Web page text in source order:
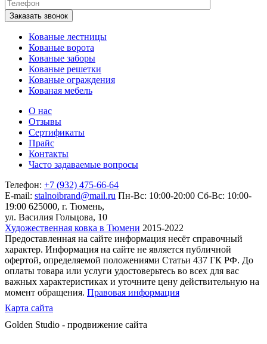
Кованые лестницы
Кованые ворота
Кованые заборы
Кованые решетки
Кованые ограждения
Кованая мебель
О нас
Отзывы
Сертификаты
Прайс
Контакты
Часто задаваемые вопросы
Телефон: +7 (932) 475-66-64
E-mail: stalnoibrand@mail.ru Пн-Вс: 10:00-20:00 Сб-Вс: 10:00-
19:00 625000, г. Тюмень,
ул. Василия Гольцова, 10
Художественная ковка в Тюмени 2015-2022
Предоставленная на сайте информация несёт справочный
характер. Информация на сайте не является публичной
офертой, определяемой положениями Статьи 437 ГК РФ. До
оплаты товара или услуги удостоверьтесь во всех для вас
важных характеристиках и уточните цену действительную на
момент обращения. Правовая информация
Карта сайта
Golden Studio - продвижение сайта